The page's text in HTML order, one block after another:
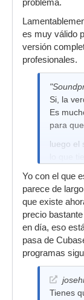
problema.
es muy válido
versión
profesionales.
Si, la
Es
para que
luego el
lo que
esté
de
otros
No todo
otras
Yo con el que
parece de
que existe
precio
en día, eso
pasa de
programas
Tienes